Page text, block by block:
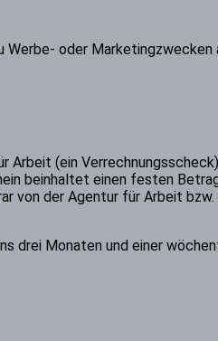
Werbe- oder
Arbeit (ein
beinhaltet einen festen
von der Agentur für Arbeit bzw.
drei Monaten und einer